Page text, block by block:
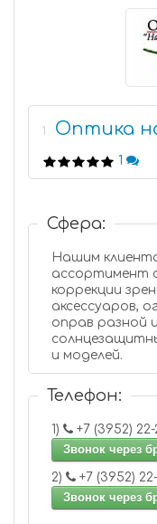
1 Оптика
1
Сфера:
Нашим
ассортимент
коррекции
аксессуаров,
оправ разной
и моделей.
Телефон:
1)
+7
Звонок через
2)
+7
Звонок через